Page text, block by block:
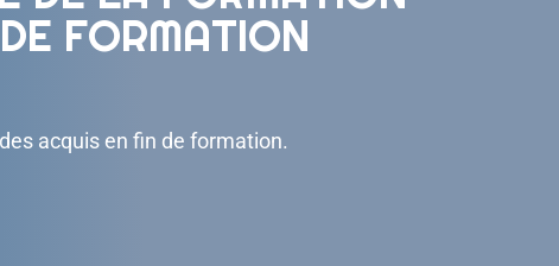
FORMATION
acquis en fin de formation.